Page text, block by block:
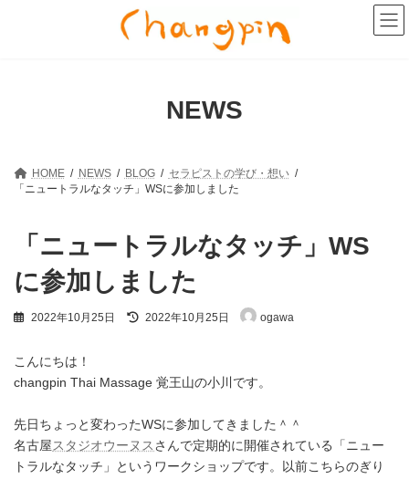
NEWS
HOME NEWS BLOG
セラピストの学び・想い
「ニュートラルなタッチ」WSに参加しました
「ニュートラルなタッチ」WS
に参加しました
2022年10月25日
最
時
2022年10月25日 ogawa
こんにちは！
changpin Thai Massage 覚王山の小川です。
先日ちょっと変わったWSに参加してきました＾＾
名古屋スタジオウーヌスさんで定期的に開催されている「ニュー
トラルなタッチ」というワークショップです。以前こちらのぎり